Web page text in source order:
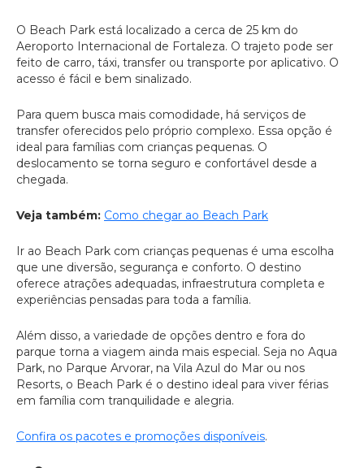
O Beach Park está localizado a cerca de 25 km do
Aeroporto Internacional de Fortaleza. O trajeto pode ser
feito de carro, táxi, transfer ou transporte por aplicativo. O
acesso é fácil e bem sinalizado.
Para quem busca mais comodidade, há serviços de
transfer oferecidos pelo próprio complexo. Essa opção é
ideal para famílias com crianças pequenas. O
deslocamento se torna seguro e confortável desde a
chegada.
Veja também: Como chegar ao Beach Park
Ir ao Beach Park com crianças pequenas é uma escolha
que une diversão, segurança e conforto. O destino
oferece atrações adequadas, infraestrutura completa e
experiências pensadas para toda a família.
Além disso, a variedade de opções dentro e fora do
parque torna a viagem ainda mais especial. Seja no Aqua
Park, no Parque Arvorar, na Vila Azul do Mar ou nos
Resorts, o Beach Park é o destino ideal para viver férias
em família com tranquilidade e alegria.
Confira os pacotes e promoções disponíveis.